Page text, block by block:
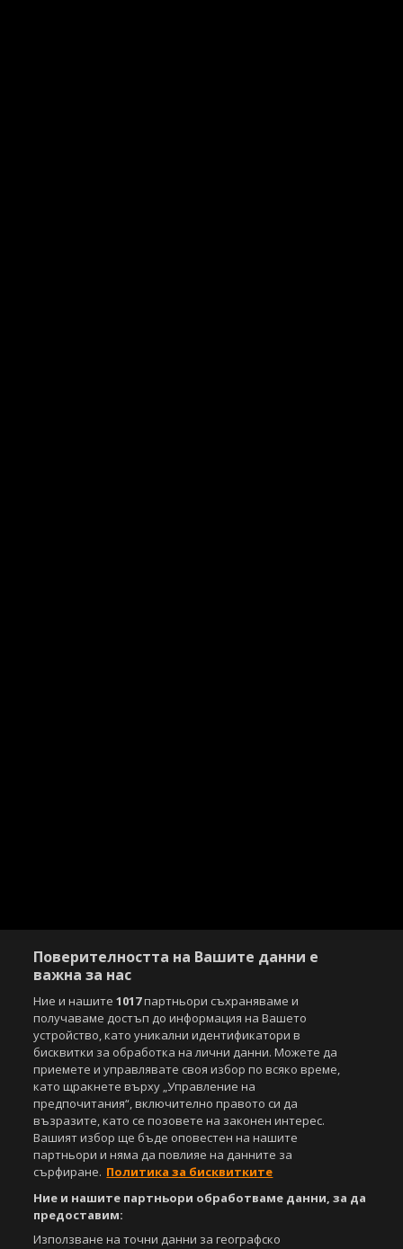
Поверителността на Вашите данни е
важна за нас
Ние и нашите1017партньори съхраняваме и
получаваме достъп до информация на Вашето
устройство, като уникални идентификатори в
бисквитки за обработка на лични данни. Можете да
приемете и управлявате своя избор по всяко време,
като щракнете върху „Управление на
предпочитания“, включително правото си да
възразите, като се позовете на законен интерес.
Вашият избор ще бъде оповестен на нашите
партньори и няма да повлияе на данните за
сърфиране. Политика за бисквитките
Ние и нашите партньори обработваме данни, за да
предоставим:
Използване на точни данни за географско